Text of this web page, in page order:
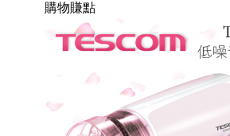
購物賺點